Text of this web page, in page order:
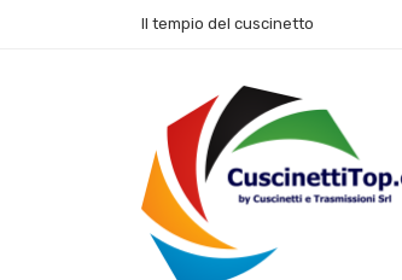
Il tempio del cuscinetto